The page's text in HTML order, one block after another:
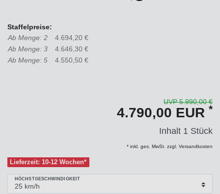
Staffelpreise:
Ab Menge: 2
4.694,20 €
Ab Menge: 3
4.646,30 €
Ab Menge: 5
4.550,50 €
UVP 5.990,00 €
4.790,00 EUR *
Inhalt 1 Stück
* inkl. ges. MwSt. zzgl. Versandkosten
Lieferzeit: 10-12 Wochen*
HÖCHSTGESCHWINDIGKEIT